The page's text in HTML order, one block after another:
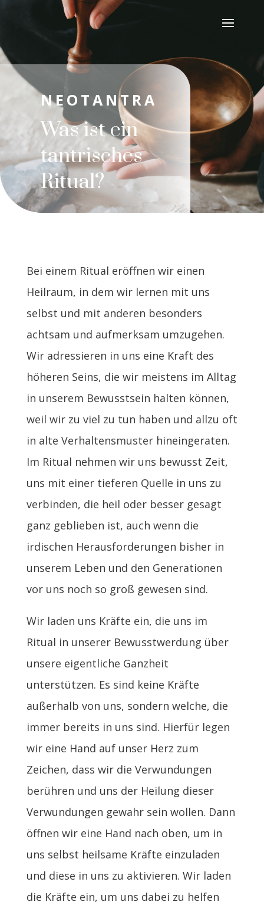
NEOTANTRA
Was ist ein
tantrisches
Ritual?
Bei einem Ritual eröffnen wir einen
Heilraum, in dem wir lernen mit uns
selbst und mit anderen besonders
achtsam und aufmerksam umzugehen.
Wir adressieren in uns eine Kraft des
höheren Seins, die wir meistens im Alltag
in unserem Bewusstsein halten können,
weil wir zu viel zu tun haben und allzu oft
in alte Verhaltensmuster hineingeraten.
Im Ritual nehmen wir uns bewusst Zeit,
uns mit einer tieferen Quelle in uns zu
verbinden, die heil oder besser gesagt
ganz geblieben ist, auch wenn die
irdischen Herausforderungen bisher in
unserem Leben und den Generationen
vor uns noch so groß gewesen sind.
Wir laden uns Kräfte ein, die uns im
Ritual in unserer Bewusstwerdung über
unsere eigentliche Ganzheit
unterstützen. Es sind keine Kräfte
außerhalb von uns, sondern welche, die
immer bereits in uns sind. Hierfür legen
wir eine Hand auf unser Herz zum
Zeichen, dass wir die Verwundungen
berühren und uns der Heilung dieser
Verwundungen gewahr sein wollen. Dann
öffnen wir eine Hand nach oben, um in
uns selbst heilsame Kräfte einzuladen
und diese in uns zu aktivieren. Wir laden
die Kräfte ein, um uns dabei zu helfen